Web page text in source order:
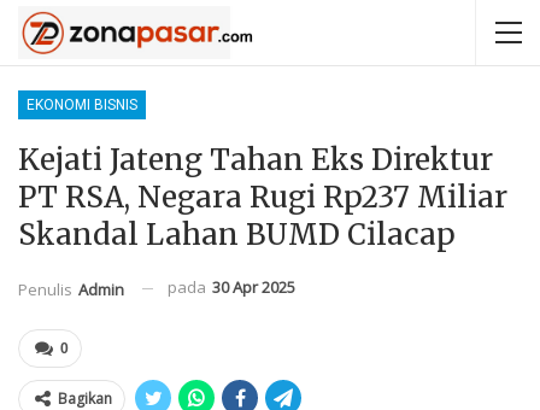
EKONOMI BISNIS
Kejati Jateng Tahan Eks Direktur
PT RSA, Negara Rugi Rp237 Miliar
Skandal Lahan BUMD Cilacap
Penulis Admin pada 30 Apr 2025
0
Bagikan